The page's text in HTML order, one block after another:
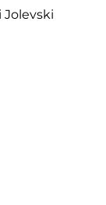
Jolevski